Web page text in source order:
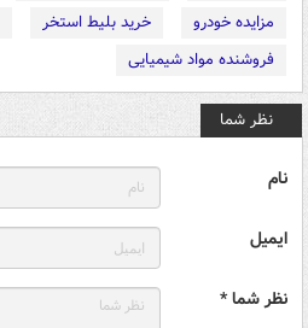
مزایده خودرو
خرید بلیط استخر
فروشنده مواد شیمیایی
نظر شما
نام
ایمیل
نظر شما *